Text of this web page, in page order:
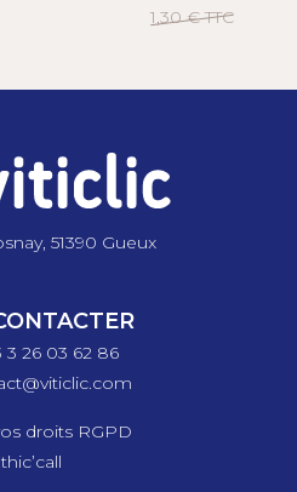
1,30 €TTC
51390 Gueux
3 26 03 62 86
droits RGPD